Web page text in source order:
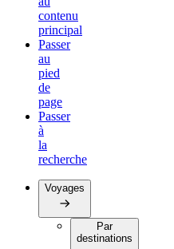
contenu
principal
Passer
au
pied
de
page
Passer
à
la
recherche
Voyages
Par
destinations